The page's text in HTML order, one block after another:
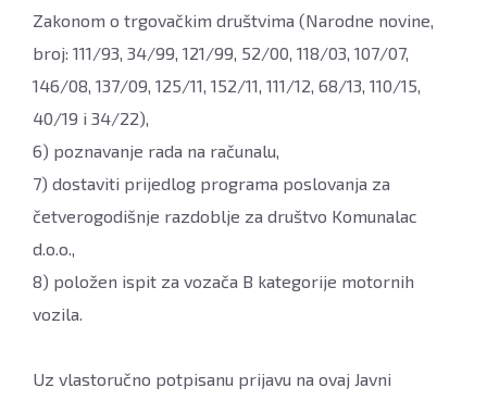
Zakonom o trgovačkim društvima (Narodne novine,
broj: 111/93, 34/99, 121/99, 52/00, 118/03, 107/07,
146/08, 137/09, 125/11, 152/11, 111/12, 68/13, 110/15,
40/19 i 34/22),
6) poznavanje rada na računalu,
7) dostaviti prijedlog programa poslovanja za
četverogodišnje razdoblje za društvo Komunalac
d.o.o.,
8) položen ispit za vozača B kategorije motornih
vozila.
Uz vlastoručno potpisanu prijavu na ovaj Javni